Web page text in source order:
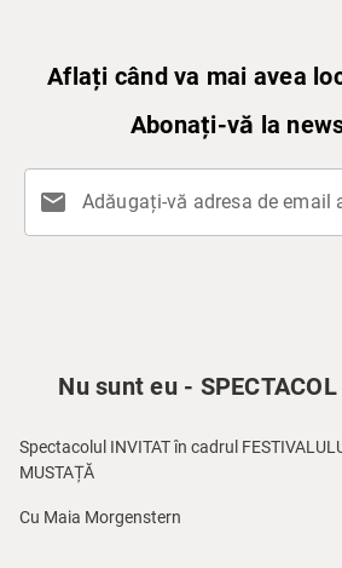
Aflați când va mai avea
Abonați-vă la
mail Adăugați-vă adresa de email
Nu sunt eu -
Spectacolul INVITAT în cadrul
MUSTAȚĂ
Cu Maia Morgenstern